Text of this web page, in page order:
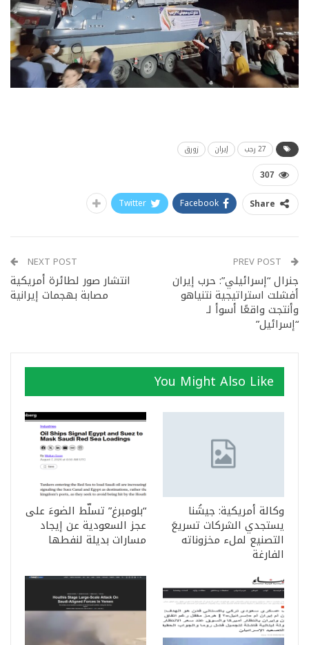
27 رجب إيران زورق
307
Share
Facebook
Twitter
جنرال “إسرائيلي”: حرب إيران
أفشلت استراتيجية نتنياهو
وأنتجت واقعًا أسوأ لـ
“إسرائيل”
NEXT POST
انتشار صور لطائرة أمريكية
مصابة بهجمات إيرانية
You Might Also Like
وكالة أمريكية: جيشُنا
يستجدي الشركات تسريعَ
التصنيع لملء مخزوناته
الفارغة
“بلومبرغ” تسلّط الضوءَ على
عجز السعودية عن إيجاد
مسارات بديلة لنفطها